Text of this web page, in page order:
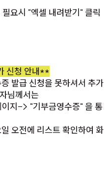
요시 "엑셀 내려받기" 클릭
신청 안내**
발급 신청을 못하셔서 추가
님께서는
이지-> "기부금영수증" 을 통
오전에 리스트 확인하여 화